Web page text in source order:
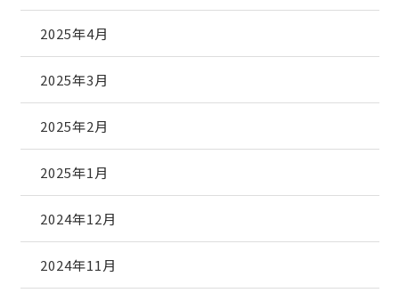
2025年4月
2025年3月
2025年2月
2025年1月
2024年12月
2024年11月